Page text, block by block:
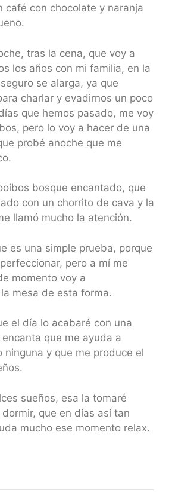
café con chocolate y naranja
tras la cena, que voy a
los años con mi familia, en la
se alarga, ya que
charlar y evadirnos un poco
que hemos pasado, me voy
pero lo voy a hacer de una
probé anoche que me
bosque encantado, que
con un chorrito de cava y la
llamó mucho la atención.
es una simple prueba, porque
pero a mí me
momento voy a
mesa de esta forma.
el día lo acabaré con una
que me ayuda a
ninguna y que me produce el
sueños, esa la tomaré
que en días así tan
mucho ese momento relax.